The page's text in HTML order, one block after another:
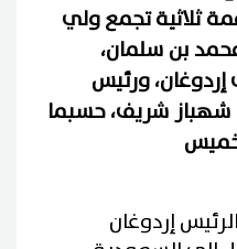
ثلاثية تجمع ولي
بن سلمان،
ورئيس
شهباز شريف، حسبما
إردوغان